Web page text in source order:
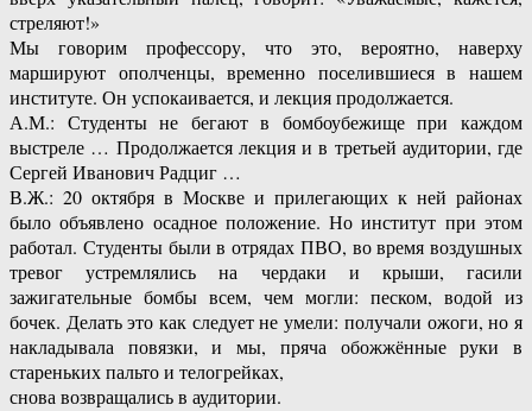
стреляют!»
Мы говорим профессору, что это, вероятно, наверху
маршируют ополченцы, временно поселившиеся в нашем
институте. Он успокаивается, и лекция продолжается.
А.М.: Студенты не бегают в бомбоубежище при каждом
выстреле … Продолжается лекция и в третьей аудитории, где
Сергей Иванович Радциг …
В.Ж.: 20 октября в Москве и прилегающих к ней районах
было объявлено осадное положение. Но институт при этом
работал. Студенты были в отрядах ПВО, во время воздушных
тревог устремлялись на чердаки и крыши, гасили
зажигательные бомбы всем, чем могли: песком, водой из
бочек. Делать это как следует не умели: получали ожоги, но я
накладывала повязки, и мы, пряча обожжённые руки в
стареньких пальто и телогрейках,
снова возвращались в аудитории.